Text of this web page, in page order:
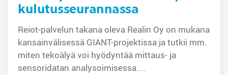
kulutusseurannassa
Reiot-palvelun takana oleva Realin Oy on mukana
kansainvälisessä GIANT-projektissa ja tutkii mm.
miten tekoälyä voi hyödyntää mittaus- ja
sensoridatan analysoimisessa....